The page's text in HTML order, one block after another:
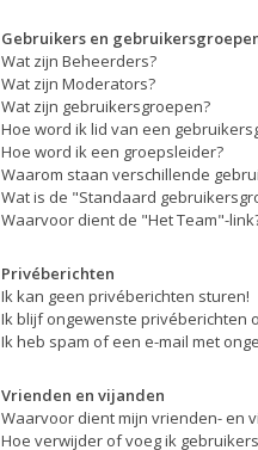
Gebruikers en
Wat zijn Beheerders?
Wat zijn Moderators?
Wat zijn gebruikersgroepen?
Hoe word ik lid van een
Hoe word ik een groepsleider?
Waarom staan verschillende
Wat is de "Standaard
Waarvoor dient de "Het Team"-
Privéberichten
Ik kan geen privéberichten sturen!
Ik blijf ongewenste privéberichten
Ik heb spam of een e-mail met
Vrienden en vijanden
Waarvoor dient mijn vrienden- en
Hoe verwijder of voeg ik